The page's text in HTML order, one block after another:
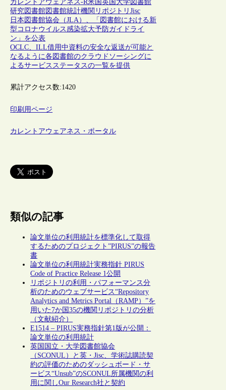
カレントアウェアネス-R米国英国 大学図書館
研究図書館図書館統計機関リポジトリJisc
日本図書館協会（JLA）、「図書館における新
型コロナウイルス感染拡大予防ガイドライ
ン」を公表
OCLC、ILL借用中資料の安全な返送が可能と
なるように各図書館のクラウドソーシングに
よるサービスステータスの一覧を提供
累計アクセス数:1420
印刷用ページ
カレントアウェアネス・ポータル
類似の記事
論文単位の利用統計を標準化して取得
するためのプロジェクト”PIRUS”の報告
書
論文単位の利用統計実務指針 PIRUS
Code of Practice Release 1公開
リポジトリの利用・パフォーマンス分
析のためのウェブサービス“Repository
Analytics and Metrics Portal（RAMP）”を
用いた7か国35の機関リポジトリの分析
（文献紹介）
E1514 – PIRUS実務指針第1版が公開：
論文単位の利用統計
英国国立・大学図書館協会
（SCONUL）と英・Jisc、学術誌購読契
約の評価のためのダッシュボード・サ
ービス“Unsub”のSCONUL所属機関の利
用に関しOur Research社と契約